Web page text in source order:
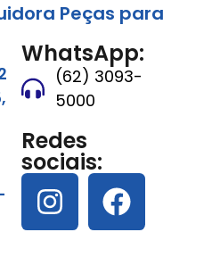
Peças para
WhatsApp:
(62) 3093-
5000
Redes
sociais: